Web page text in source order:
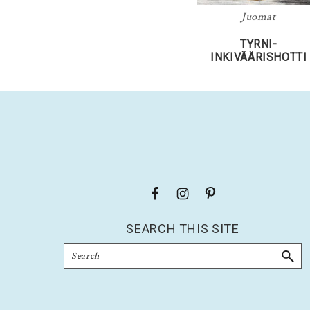
Juomat
TYRNI-
INKIVÄÄRISHOTTI
SEARCH THIS SITE
Search